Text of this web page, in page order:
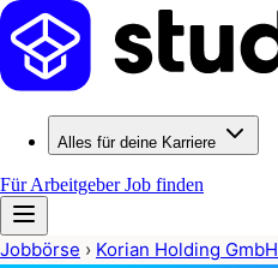
Alles für deine Karriere
Für ArbeitgeberJob finden
Jobbörse › Korian Holding GmbH